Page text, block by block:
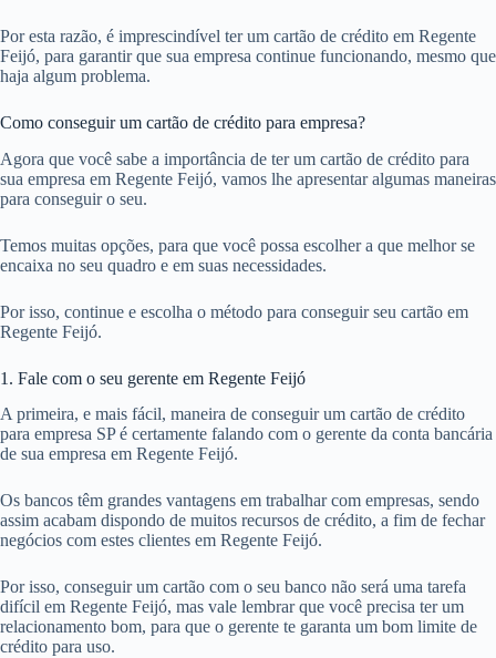
Por esta razão, é imprescindível ter um cartão de crédito em Regente
Feijó, para garantir que sua empresa continue funcionando, mesmo que
haja algum problema.
Como conseguir um cartão de crédito para empresa?
Agora que você sabe a importância de ter um cartão de crédito para
sua empresa em Regente Feijó, vamos lhe apresentar algumas maneiras
para conseguir o seu.
Temos muitas opções, para que você possa escolher a que melhor se
encaixa no seu quadro e em suas necessidades.
Por isso, continue e escolha o método para conseguir seu cartão em
Regente Feijó.
1. Fale com o seu gerente em Regente Feijó
A primeira, e mais fácil, maneira de conseguir um cartão de crédito
para empresa SP é certamente falando com o gerente da conta bancária
de sua empresa em Regente Feijó.
Os bancos têm grandes vantagens em trabalhar com empresas, sendo
assim acabam dispondo de muitos recursos de crédito, a fim de fechar
negócios com estes clientes em Regente Feijó.
Por isso, conseguir um cartão com o seu banco não será uma tarefa
difícil em Regente Feijó, mas vale lembrar que você precisa ter um
relacionamento bom, para que o gerente te garanta um bom limite de
crédito para uso.